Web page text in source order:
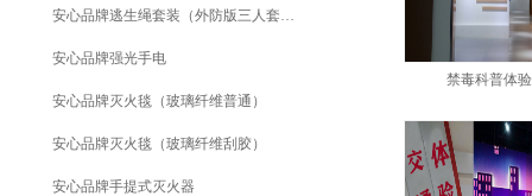
安心品牌逃生绳套装（外防版三人套装）
安心品牌强光手电
安心品牌灭火毯（玻璃纤维普通）
安心品牌灭火毯（玻璃纤维刮胶）
安心品牌手提式灭火器
禁毒科普体